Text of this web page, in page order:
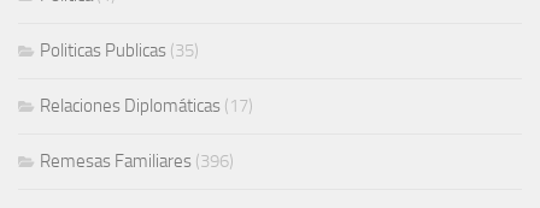
Politicas Publicas (35)
Relaciones Diplomáticas (17)
Remesas Familiares (396)